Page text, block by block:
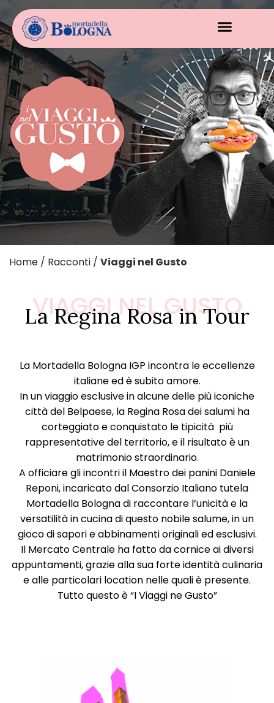
Home / Racconti / Viaggi nel Gusto
VIAGGI NEL GUSTO
La Regina Rosa in Tour
La Mortadella Bologna IGP incontra le eccellenze
italiane ed è subito amore.
In un viaggio esclusive in alcune delle più iconiche
città del Belpaese, la Regina Rosa dei salumi ha
corteggiato e conquistato le tipicità più
rappresentative del territorio, e il risultato è un
matrimonio straordinario.
A officiare gli incontri il Maestro dei panini Daniele
Reponi, incaricato dal Consorzio Italiano tutela
Mortadella Bologna di raccontare l’unicità e la
versatilità in cucina di questo nobile salume, in un
gioco di sapori e abbinamenti originali ed esclusivi.
Il Mercato Centrale ha fatto da cornice ai diversi
appuntamenti, grazie alla sua forte identità culinaria
e alle particolari location nelle quali è presente.
Tutto questo è “I Viaggi ne Gusto”